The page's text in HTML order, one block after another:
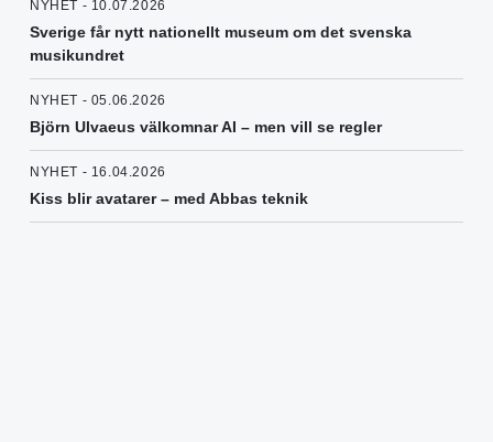
NYHET - 10.07.2026
Sverige får nytt nationellt museum om det svenska
musikundret
NYHET - 05.06.2026
Björn Ulvaeus välkomnar AI – men vill se regler
NYHET - 16.04.2026
Kiss blir avatarer – med Abbas teknik